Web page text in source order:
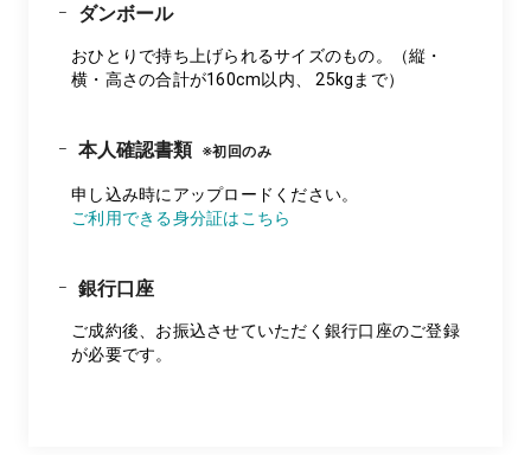
ダンボール
おひとりで持ち上げられるサイズのもの。（縦・
横・高さの合計が160cm以内、 25kgまで）
本人確認書類 ※初回のみ
申し込み時にアップロードください。
ご利用できる身分証はこちら
銀行口座
ご成約後、お振込させていただく銀行口座のご登録
が必要です。